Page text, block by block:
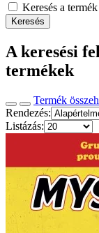
Keresés a
Keresés
A keresési
termékek
Termék
Rendezés:
Listázás: